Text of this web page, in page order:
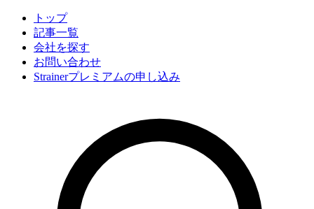
トップ
記事一覧
会社を探す
お問い合わせ
Strainerプレミアムの申し込み